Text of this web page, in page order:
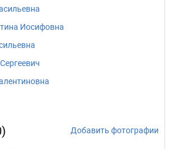
Иосифовна
Добавить фотографии